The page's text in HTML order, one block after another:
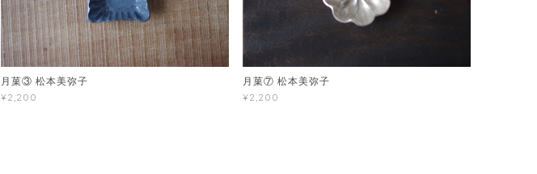
月菓③ 松本美弥子
¥2,200
月菓⑦ 松本美弥子
¥2,200